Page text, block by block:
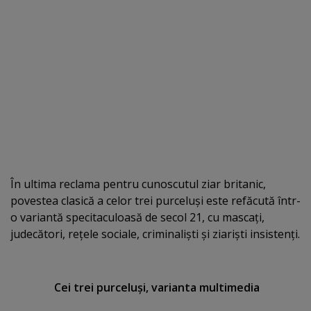
În ultima reclama pentru cunoscutul ziar britanic,
povestea clasică a celor trei purceluşi este refăcută într-
o variantă specitaculoasă de secol 21, cu mascaţi,
judecători, reţele sociale, criminalişti şi ziarişti insistenţi.
Cei trei purceluşi, varianta multimedia